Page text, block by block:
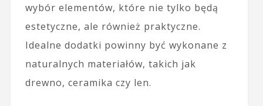
wybór elementów, które nie tylko będą
estetyczne, ale również praktyczne.
Idealne dodatki powinny być wykonane z
naturalnych materiałów, takich jak
drewno, ceramika czy len.